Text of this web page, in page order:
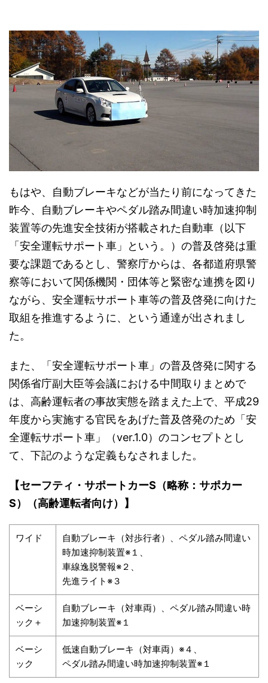
もはや、自動ブレーキなどが当たり前になってきた
昨今、自動ブレーキやペダル踏み間違い時加速抑制
装置等の先進安全技術が搭載された自動車（以下
「安全運転サポート車」という。）の普及啓発は重
要な課題であるとし、警察庁からは、各都道府県警
察等において関係機関・団体等と緊密な連携を図り
ながら、安全運転サポート車等の普及啓発に向けた
取組を推進するように、という通達が出されまし
た。
また、「安全運転サポート車」の普及啓発に関する
関係省庁副大臣等会議における中間取りまとめで
は、高齢運転者の事故実態を踏まえた上で、平成29
年度から実施する官民をあげた普及啓発のため「安
全運転サポート車」（ver.1.0）のコンセプトとし
て、下記のような定義もなされました。
【セーフティ・サポートカーS（略称：サポカー
S）（高齢運転者向け）】
ワイド
自動ブレーキ（対歩行者）、ペダル踏み間違い
時加速抑制装置※１、
車線逸脱警報※２、
先進ライト※３
ベーシ
ック＋
自動ブレーキ（対車両）、ペダル踏み間違い時
加速抑制装置※１
ベーシ
ック
低速自動ブレーキ（対車両）※４、
ペダル踏み間違い時加速抑制装置※１